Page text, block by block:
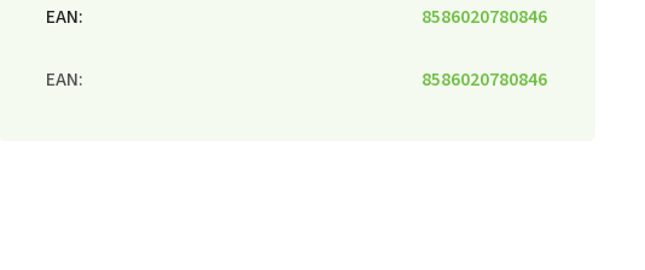
EAN: 8586020780846
EAN: 8586020780846